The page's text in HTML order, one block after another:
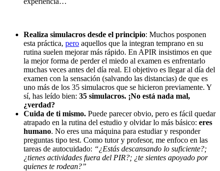
Realiza simulacros desde el principio: Muchos posponen
esta práctica, pero aquellos que la integran temprano en su
rutina suelen mejorar más rápido. En APIR insistimos en que
la mejor forma de perder el miedo al examen es enfrentarlo
muchas veces antes del día real. El objetivo es llegar al día del
examen con la sensación (salvando las distancias) de que es
uno más de los 35 simulacros que se hicieron previamente. Y
sí, has leído bien: 35 simulacros. ¡No está nada mal,
¿verdad?
Cuida de ti mismo. Puede parecer obvio, pero es fácil quedar
atrapado en la rutina del estudio y olvidar lo más básico: eres
humano. No eres una máquina para estudiar y responder
preguntas tipo test. Como tutor y profesor, me enfoco en las
tareas de autocuidado: “¿Estás descansando lo suficiente?;
¿tienes actividades fuera del PIR?; ¿te sientes apoyado por
quienes te rodean?”